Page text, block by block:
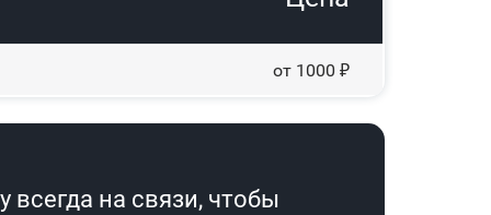
от 1000 ₽
на связи, чтобы